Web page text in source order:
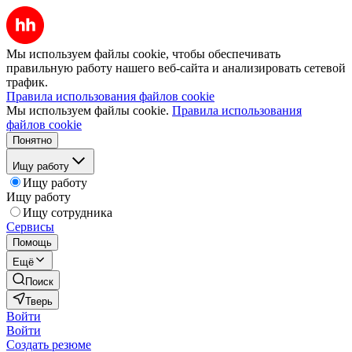
Мы используем файлы cookie, чтобы обеспечивать
правильную работу нашего веб-сайта и анализировать сетевой
трафик.
Правила использования файлов cookie
Мы используем файлы cookie. Правила использования
файлов cookie
Понятно
Ищу работу
Ищу работу
Ищу работу
Ищу сотрудника
Сервисы
Помощь
Ещё
Поиск
Тверь
Войти
Войти
Создать резюме